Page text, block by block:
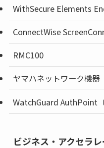
WithSecure Elements
ConnectWise
RMC100
ヤマハネットワーク機器
WatchGuard AuthPoint
ビジネス・アクセラ